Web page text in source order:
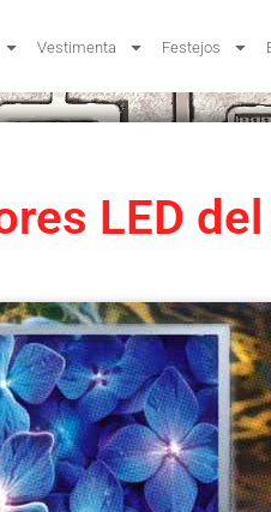
Vestimenta Festejos
LED